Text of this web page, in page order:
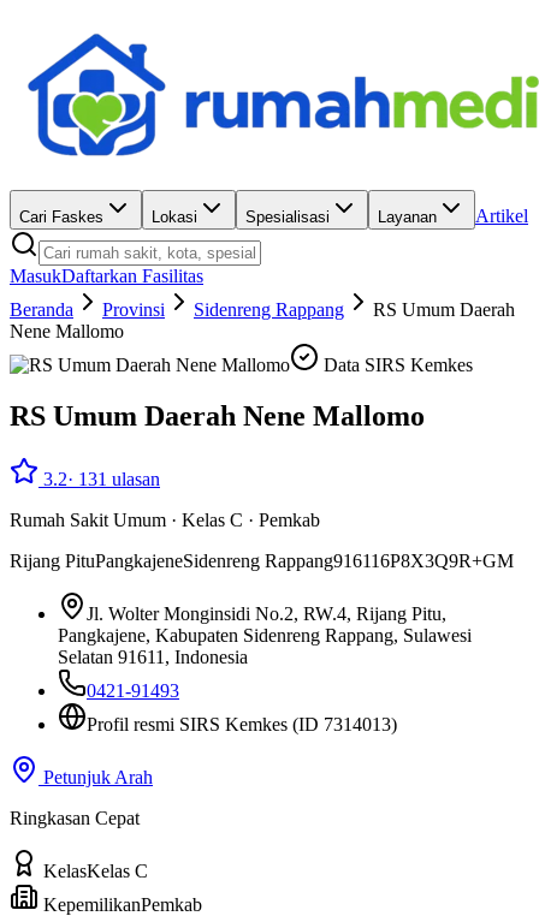
Cari Faskes Lokasi Spesialisasi Layanan Artikel
MasukDaftarkan Fasilitas
Beranda
Provinsi Sidenreng Rappang
RS Umum Daerah
Nene Mallomo
Data SIRS Kemkes
RS Umum Daerah Nene Mallomo
3.2· 131 ulasan
Rumah Sakit Umum · Kelas C · Pemkab
Rijang PituPangkajeneSidenreng Rappang916116P8X3Q9R+GM
Jl. Wolter Monginsidi No.2, RW.4, Rijang Pitu,
Pangkajene, Kabupaten Sidenreng Rappang, Sulawesi
Selatan 91611, Indonesia
0421-91493
Profil resmi SIRS Kemkes (ID 7314013)
Petunjuk Arah
Ringkasan Cepat
KelasKelas C
KepemilikanPemkab